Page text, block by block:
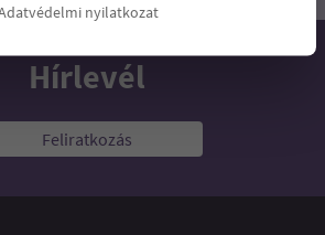
Hírlevél
Feliratkozás
nyilatkozat